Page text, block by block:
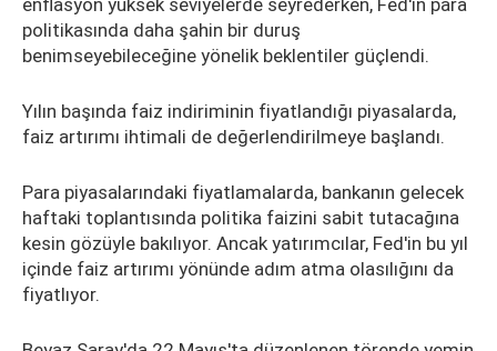
enflasyon yüksek seviyelerde seyrederken, Fed'in para
politikasında daha şahin bir duruş
benimseyebileceğine yönelik beklentiler güçlendi.
Yılın başında faiz indiriminin fiyatlandığı piyasalarda,
faiz artırımı ihtimali de değerlendirilmeye başlandı.
Para piyasalarındaki fiyatlamalarda, bankanın gelecek
haftaki toplantısında politika faizini sabit tutacağına
kesin gözüyle bakılıyor. Ancak yatırımcılar, Fed'in bu yıl
içinde faiz artırımı yönünde adım atma olasılığını da
fiyatlıyor.